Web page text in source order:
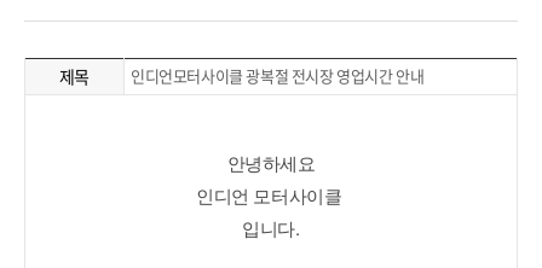
제목 인디언모터사이클 광복절 전시장 영업시간 안내
안녕하세요
인디언 모터사이클
입니다.